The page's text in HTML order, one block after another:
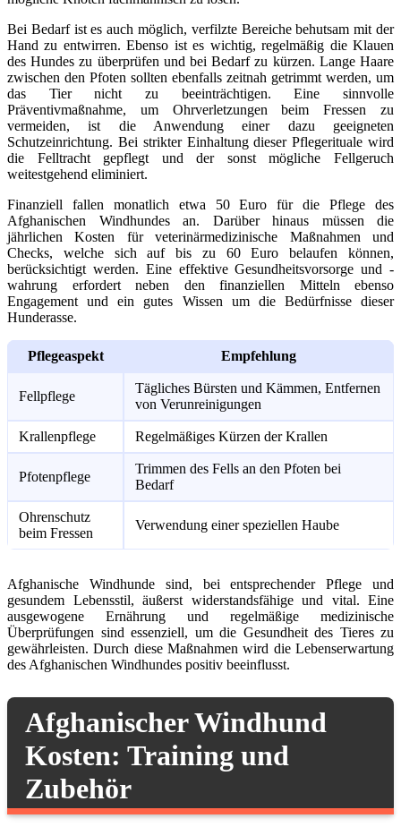
Bei Bedarf ist es auch möglich, verfilzte Bereiche behutsam mit der
Hand zu entwirren. Ebenso ist es wichtig, regelmäßig die Klauen
des Hundes zu überprüfen und bei Bedarf zu kürzen. Lange Haare
zwischen den Pfoten sollten ebenfalls zeitnah getrimmt werden, um
das Tier nicht zu beeinträchtigen. Eine sinnvolle
Präventivmaßnahme, um Ohrverletzungen beim Fressen zu
vermeiden, ist die Anwendung einer dazu geeigneten
Schutzeinrichtung. Bei strikter Einhaltung dieser Pflegerituale wird
die Felltracht gepflegt und der sonst mögliche Fellgeruch
weitestgehend eliminiert.
Finanziell fallen monatlich etwa 50 Euro für die Pflege des
Afghanischen Windhundes an. Darüber hinaus müssen die
jährlichen Kosten für veterinärmedizinische Maßnahmen und
Checks, welche sich auf bis zu 60 Euro belaufen können,
berücksichtigt werden. Eine effektive Gesundheitsvorsorge und -
wahrung erfordert neben den finanziellen Mitteln ebenso
Engagement und ein gutes Wissen um die Bedürfnisse dieser
Hunderasse.
Pflegeaspekt Empfehlung
Fellpflege
Tägliches Bürsten und Kämmen, Entfernen
von Verunreinigungen
Krallenpflege Regelmäßiges Kürzen der Krallen
Pfotenpflege
Trimmen des Fells an den Pfoten bei
Bedarf
Ohrenschutz
beim Fressen
Verwendung einer speziellen Haube
Afghanische Windhunde sind, bei entsprechender Pflege und
gesundem Lebensstil, äußerst widerstandsfähige und vital. Eine
ausgewogene Ernährung und regelmäßige medizinische
Überprüfungen sind essenziell, um die Gesundheit des Tieres zu
gewährleisten. Durch diese Maßnahmen wird die Lebenserwartung
des Afghanischen Windhundes positiv beeinflusst.
Afghanischer Windhund
Kosten: Training und
Zubehör